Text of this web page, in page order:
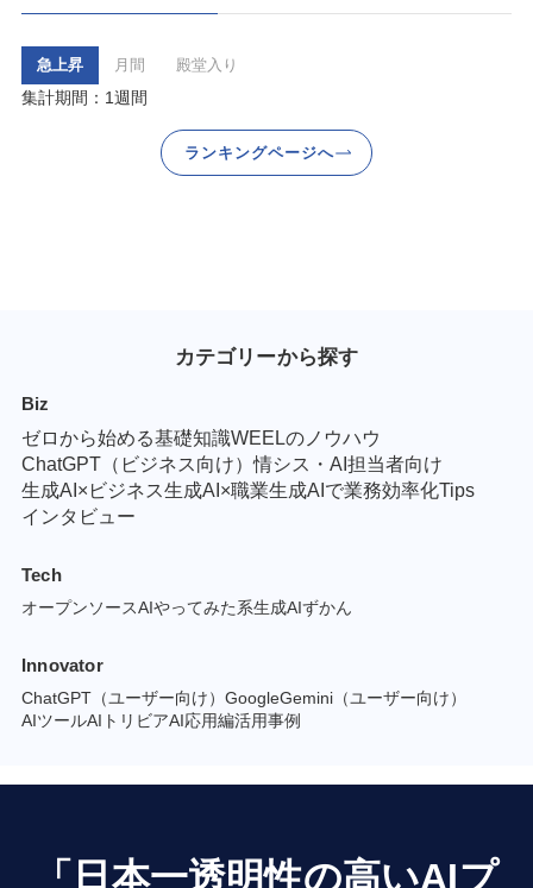
急上昇 月間 殿堂入り
集計期間：1週間
ランキングページへ
カテゴリーから探す
Biz
ゼロから始める基礎知識WEELのノウハウ
ChatGPT（ビジネス向け）情シス・AI担当者向け
生成AI×ビジネス生成AI×職業生成AIで業務効率化Tips
インタビュー
Tech
オープンソースAIやってみた系生成AIずかん
Innovator
ChatGPT（ユーザー向け） GoogleGemini（ユーザー向け）
AIツールAIトリビアAI応用編活用事例
「日本一透明性の高いAIプ